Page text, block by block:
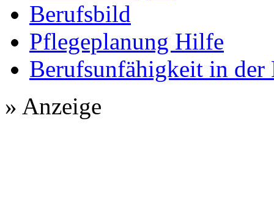
Berufsbild
Pflegeplanung Hilfe
Berufsunfähigkeit in der
» Anzeige